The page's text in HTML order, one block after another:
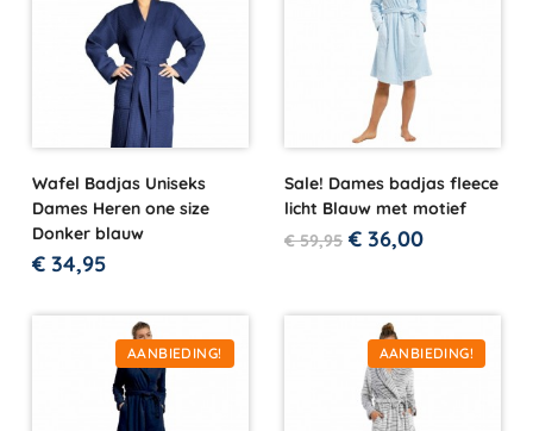
Wafel Badjas Uniseks
Dames Heren one size
Donker blauw
€ 34,95
Sale! Dames badjas fleece
licht Blauw met motief
€59,95 € 36,00
AANBIEDING! AANBIEDING!